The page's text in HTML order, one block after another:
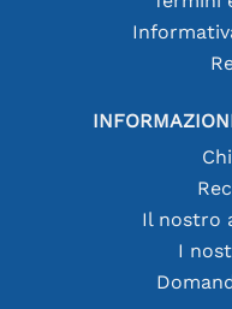
Il nostro
I